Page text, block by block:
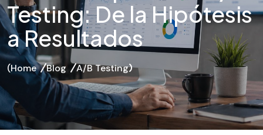
Testing: De la Hipótesis
a Resultados
Home Blog A/B Testing